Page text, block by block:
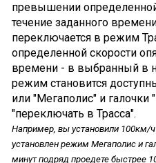
превышении
течение заданного
переключается в режим
определенной скорости
времени - в выбранный в
режим становится
или "Мегаполис" и галочки
"переключать в Трасса".
Например, вы установили 100км/ч
установлен режим Мегаполис и
минут подряд проедете быстрее